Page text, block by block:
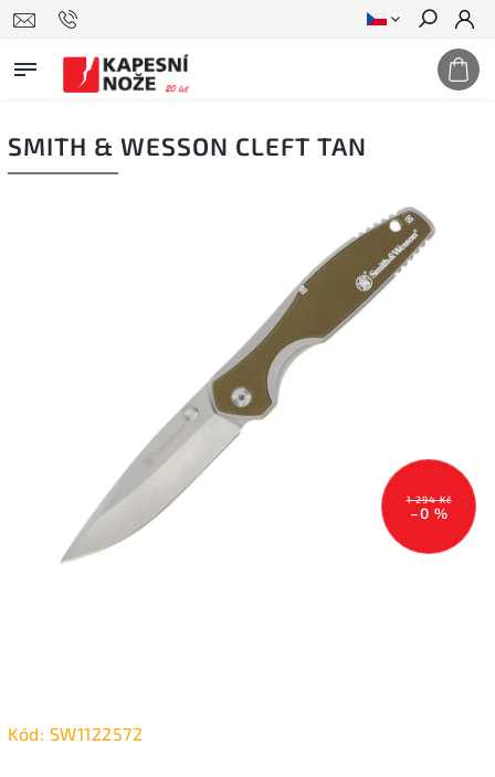
Hledat
SMITH & WESSON CLEFT TAN
1 294 Kč
–0 %
Kód: SW1122572